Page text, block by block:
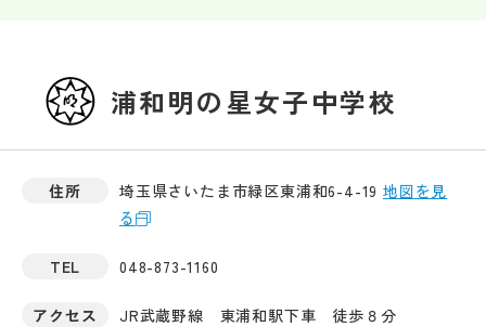
浦和明の星女子中学校
住所 埼玉県さいたま市緑区東浦和6-4-19地図を見
る
TEL 048-873-1160
アクセス JR武蔵野線 東浦和駅下車 徒歩８分